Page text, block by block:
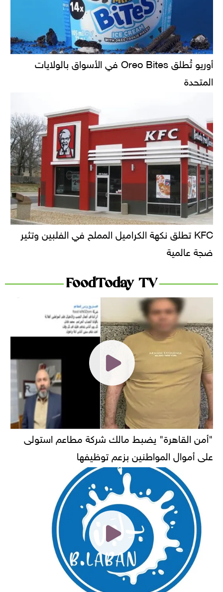
أوريو تُطلق Oreo Bites في الأسواق بالولايات
المتحدة
KFC تطلق نكهة الكراميل المملح في الفلبين وتثير
ضجة عالمية
FoodToday TV
"أمن القاهرة" يضبط مالك شركة مطاعم استولى
على أموال المواطنين بزعم توظيفها